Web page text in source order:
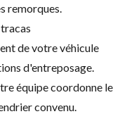
remorques.
de votre véhicule
d'entreposage.
équipe coordonne le
convenu.